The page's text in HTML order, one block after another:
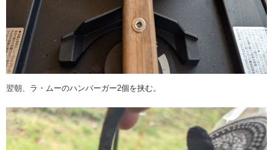
翌朝、ラ・ムーのハンバーガー2個を挟む。